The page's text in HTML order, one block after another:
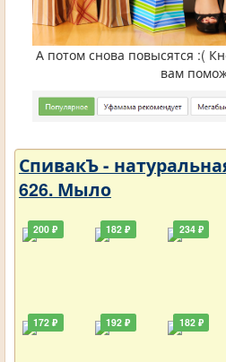
А потом снова повысятся :(
вам
СпивакЪ -
626. Мыло
200 ₽
172 ₽
182 ₽
192 ₽
234 ₽
182 ₽